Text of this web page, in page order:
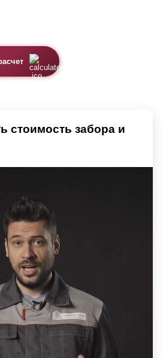
стоимость забора и